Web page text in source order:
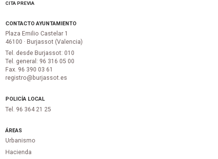
CITA PREVIA
CONTACTO AYUNTAMIENTO
Plaza Emilio Castelar 1
46100 · Burjassot (Valencia)
Tel. desde Burjassot: 010
Tel. general: 96 316 05 00
Fax. 96 390 03 61
registro@burjassot.es
POLICÍA LOCAL
Tel. 96 364 21 25
ÁREAS
Urbanismo
Hacienda